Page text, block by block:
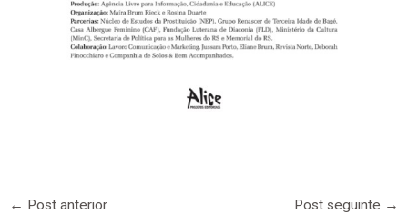
← Post anterior Post seguinte →